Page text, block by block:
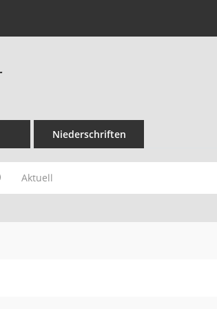
Niederschriften
Aktuell